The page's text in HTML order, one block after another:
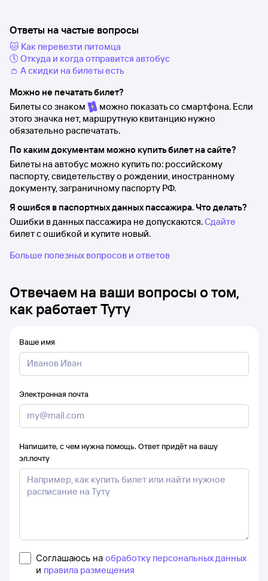
Ответы на частые вопросы
🐱 Как перевезти питомца
🕔 Откуда и когда отправится автобус
👛 А скидки на билеты есть
Можно не печатать билет?
Билеты со знаком
можно показать со смартфона. Если
этого значка нет, маршрутную квитанцию нужно
обязательно распечатать.
По каким документам можно купить билет на сайте?
Билеты на автобус можно купить по: российскому
паспорту, свидетельству о рождении, иностранному
документу, заграничному паспорту РФ.
Я ошибся в паспортных данных пассажира. Что делать?
Ошибки в данных пассажира не допускаются.Сдайте
билет с ошибкой и купите новый.
Больше полезных вопросов и ответов
Отвечаем на ваши вопросы о том,
как работает Туту
Ваше имя
Электронная почта
Напишите, с чем нужна помощь. Ответ придёт на вашу
эл.почту
Соглашаюсь на обработку персональных данных
и правила размещения